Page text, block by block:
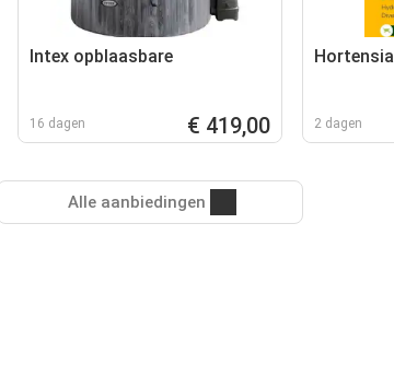
Intex opblaasbare
16 dagen € 419,00
Hortensia
2 dagen
Alle aanbiedingen